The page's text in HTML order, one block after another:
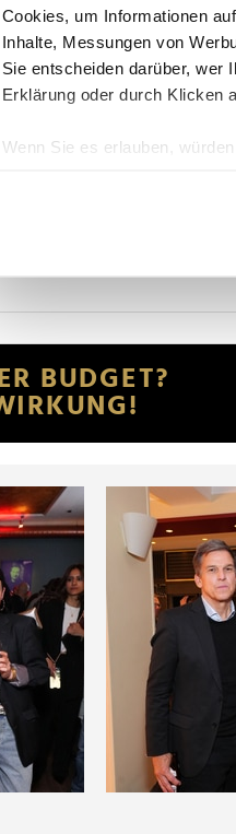
Cookies, um Informationen
Inhalte, Messungen von
Sie entscheiden darüber, wer
Erklärung oder durch Klicken
Wenn Sie es erlauben,
Erfahren Sie mehr darüber,
Wir verwenden Cookies, um
Website an unsere Partner für
möglicherweise mit weiteren
der Dienste gesammelt haben.